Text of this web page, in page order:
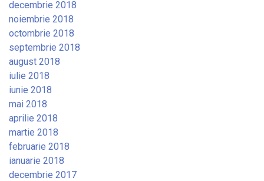
decembrie 2018
noiembrie 2018
octombrie 2018
septembrie 2018
august 2018
iulie 2018
iunie 2018
mai 2018
aprilie 2018
martie 2018
februarie 2018
ianuarie 2018
decembrie 2017